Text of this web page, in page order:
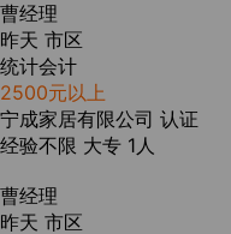
曹经理
昨天 市区
统计会计
2500元以上
宁成家居有限公司 认证
经验不限 大专 1人
曹经理
昨天 市区